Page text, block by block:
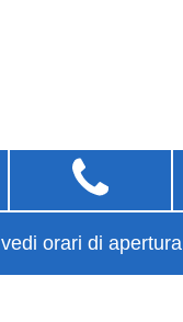
vedi orari di apertura